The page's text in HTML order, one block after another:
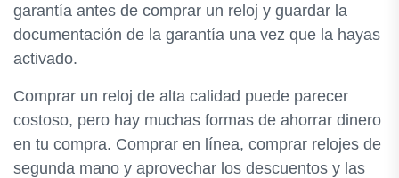
garantía antes de comprar un reloj y guardar la
documentación de la garantía una vez que la hayas
activado.
Comprar un reloj de alta calidad puede parecer
costoso, pero hay muchas formas de ahorrar dinero
en tu compra. Comprar en línea, comprar relojes de
segunda mano y aprovechar los descuentos y las